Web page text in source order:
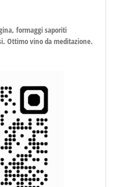
formaggi saporiti
Ottimo vino da meditazione.